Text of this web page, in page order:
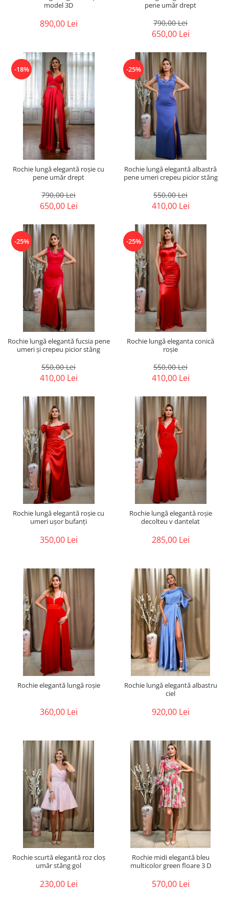
model 3D
890,00 Lei
pene umăr drept
790,00 Lei
650,00 Lei
-18%
Rochie lungă elegantă roșie cu
pene umăr drept
790,00 Lei
650,00 Lei
-25%
Rochie lungă elegantă albastră
pene umeri crepeu picior stăng
550,00 Lei
410,00 Lei
-25%
Rochie lungă elegantă fucsia pene
umeri și crepeu picior stâng
550,00 Lei
410,00 Lei
-25%
Rochie lungă eleganta conică
roșie
550,00 Lei
410,00 Lei
Rochie lungă elegantă roșie cu
umeri ușor bufanți
350,00 Lei
Rochie lungă elegantă roșie
decolteu v dantelat
285,00 Lei
Rochie elegantă lungă roșie
360,00 Lei
Rochie lungă elegantă albastru
ciel
920,00 Lei
Rochie scurtă elegantă roz cloș
umăr stâng gol
230,00 Lei
Rochie midi elegantă bleu
multicolor green floare 3 D
570,00 Lei